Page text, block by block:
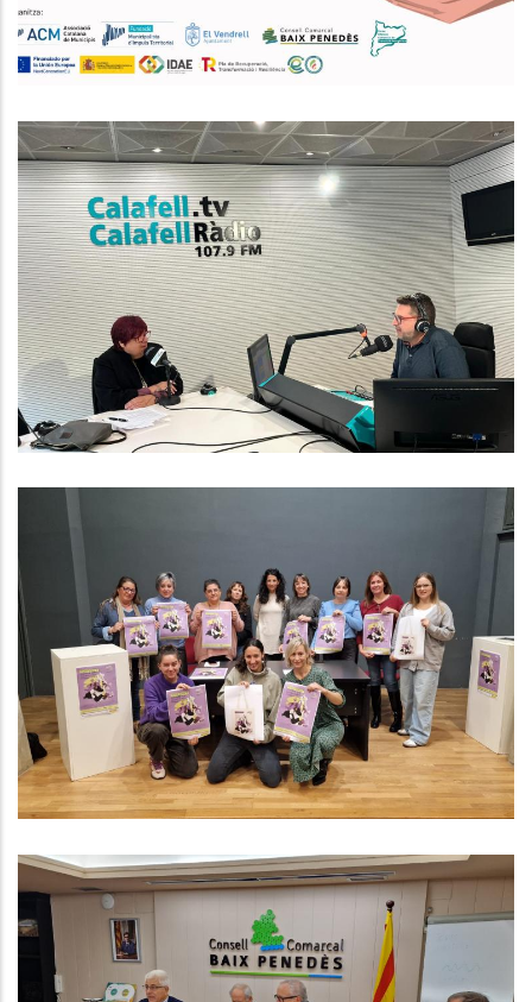
Medi
ENTREVISTA A NÚRIA GÜELL.
CONSELLERA D’ENSENYAMENT AL
CONSELL COMARCAL
Altres
Del Consell Comarcal Per Lluitar
Contra La Violència Masclista
Dirigida Als Professionals De L’oci,
El Comerç I La Restauració Del
Baix Penedès
S. socials
El Consell Comarcal Del Baix
Penedès Presenta Les Activitats
De La Setmana De La Pedra Seca